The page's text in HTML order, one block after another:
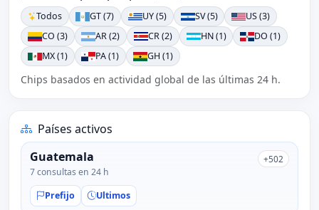
Todos GT (7) UY (5) SV (5)
US (3)
CO (3)
AR (2) CR (2) HN (1)
DO (1)
MX (1)
PA (1) GH (1)
Chips basados en actividad global de las últimas 24 h.
Países activos
Guatemala
7 consultas en 24 h
+502
Prefijo Ultimos